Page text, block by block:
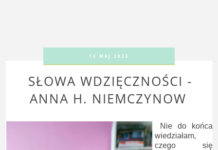
13 MAJ 2025
SŁOWA WDZIĘCZNOŚCI -
ANNA H. NIEMCZYNOW
Nie do końca
wiedziałam,
czego się